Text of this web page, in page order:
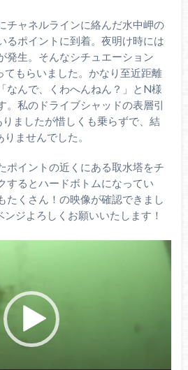
チャネルラインに絡んだ水中岬の
るポイントに到着。夜明け時には
発生。そんなシチュエーション
てもらいました。かなり至近距離
なんで、くわへんねん？」とN様
。私のドライブシャッドの表層引
ましたが惜しくも乗らずで、結
ませんでした。
ポイントの近くにある取水塔をチ
するとハードボトムになってい
くさん！の映像が確認できまし
ジよろしくお願いいたします！